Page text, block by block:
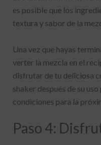
es posible que los
textura y sabor de la
Una vez que hayas
verter la mezcla en el
disfrutar de tu deliciosa
shaker después de su
condiciones para la
Paso 4: